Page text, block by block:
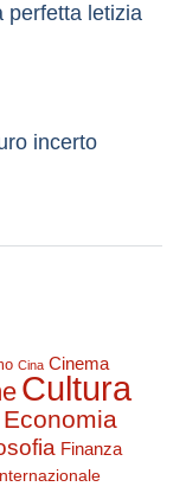
perfetta letizia
incerto
Cina Cinema
Cultura
Economia
Finanza